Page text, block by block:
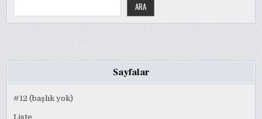
ARA
Sayfalar
#12 (başlık yok)
Liste